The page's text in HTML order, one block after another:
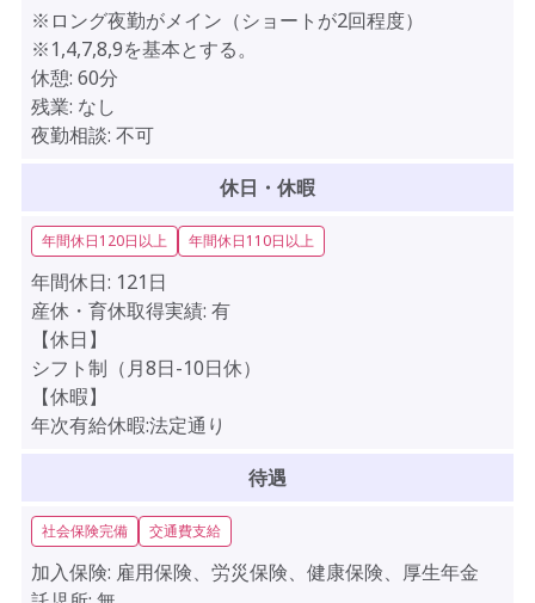
※ロング夜勤がメイン（ショートが2回程度）
※1,4,7,8,9を基本とする。
休憩: 60分
残業: なし
夜勤相談: 不可
休日・休暇
年間休日120日以上 年間休日110日以上
年間休日: 121日
産休・育休取得実績: 有
【休日】
シフト制（月8日-10日休）
【休暇】
年次有給休暇:法定通り
待遇
社会保険完備 交通費支給
加入保険: 雇用保険、労災保険、健康保険、厚生年金